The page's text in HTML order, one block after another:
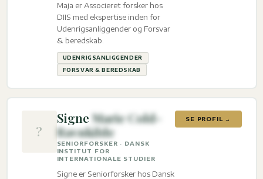
Maja er Associeret forsker hos
DIIS med ekspertise inden for
Udenrigsanliggender og Forsvar
& beredskab.
UDENRIGSANLIGGENDER
FORSVAR & BEREDSKAB
?
SigneMarie Cold-
Ravnkilde
SENIORFORSKER · DANSK
INSTITUT FOR
INTERNATIONALE STUDIER
Signe er Seniorforsker hos Dansk
SE PROFIL →